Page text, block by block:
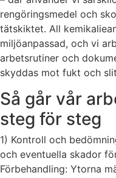
rengöringsmedel och
tätskiktet. All
miljöanpassad, och vi
arbetsrutiner och
skyddas mot fukt och
Så går vår
steg för steg
1) Kontroll och
och eventuella skador
Förbehandling: Ytorna